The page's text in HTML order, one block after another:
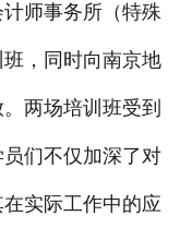
辅导资料
联系我们
在线报名
师事务所（特殊
，同时向南京地
两场培训班受到
们不仅加深了对
实际工作中的应